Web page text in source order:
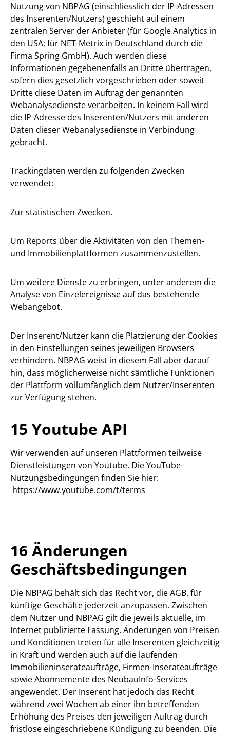
Nutzung von NBPAG (einschliesslich der IP-Adressen
des Inserenten/Nutzers) geschieht auf einem
zentralen Server der Anbieter (für Google Analytics in
den USA; für NET-Metrix in Deutschland durch die
Firma Spring GmbH). Auch werden diese
Informationen gegebenenfalls an Dritte übertragen,
sofern dies gesetzlich vorgeschrieben oder soweit
Dritte diese Daten im Auftrag der genannten
Webanalysedienste verarbeiten. In keinem Fall wird
die IP-Adresse des Inserenten/Nutzers mit anderen
Daten dieser Webanalysedienste in Verbindung
gebracht.
Trackingdaten werden zu folgenden Zwecken
verwendet:
Zur statistischen Zwecken.
Um Reports über die Aktivitäten von den Themen-
und Immobilienplattformen zusammenzustellen.
Um weitere Dienste zu erbringen, unter anderem die
Analyse von Einzelereignisse auf das bestehende
Webangebot.
Der Inserent/Nutzer kann die Platzierung der Cookies
in den Einstellungen seines jeweiligen Browsers
verhindern. NBPAG weist in diesem Fall aber darauf
hin, dass möglicherweise nicht sämtliche Funktionen
der Plattform vollumfänglich dem Nutzer/Inserenten
zur Verfügung stehen.
15 Youtube API
Wir verwenden auf unseren Plattformen teilweise
Dienstleistungen von Youtube. Die YouTube-
Nutzungsbedingungen finden Sie hier:
https://www.youtube.com/t/terms
16 Änderungen
Geschäftsbedingungen
Die NBPAG behält sich das Recht vor, die AGB, für
künftige Geschäfte jederzeit anzupassen. Zwischen
dem Nutzer und NBPAG gilt die jeweils aktuelle, im
Internet publizierte Fassung. Änderungen von Preisen
und Konditionen treten für alle Inserenten gleichzeitig
in Kraft und werden auch auf die laufenden
Immobilieninserateaufträge, Firmen-Inserateaufträge
sowie Abonnemente des NeubauInfo-Services
angewendet. Der Inserent hat jedoch das Recht
während zwei Wochen ab einer ihn betreffenden
Erhöhung des Preises den jeweiligen Auftrag durch
fristlose eingeschriebene Kündigung zu beenden. Die